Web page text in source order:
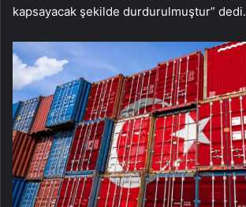
kapsayacak şekilde durdurulmuştur” dedi.